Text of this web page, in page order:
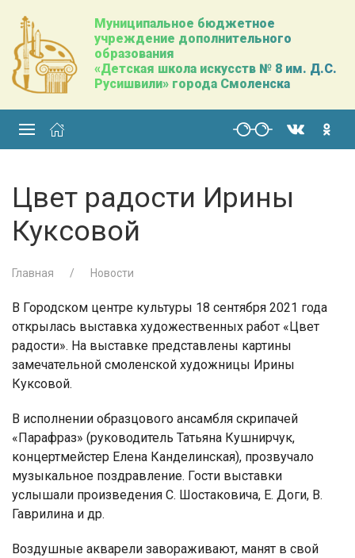
Муниципальное бюджетное
учреждение дополнительного
образования
«Детская школа искусств № 8 им. Д.С.
Русишвили» города Смоленска
Цвет радости Ирины
Куксовой
Главная Новости
В Городском центре культуры 18 сентября 2021 года
открылась выставка художественных работ «Цвет
радости». На выставке представлены картины
замечательной смоленской художницы Ирины
Куксовой.
В исполнении образцового ансамбля скрипачей
«Парафраз» (руководитель Татьяна Кушнирчук,
концертмейстер Елена Канделинская), прозвучало
музыкальное поздравление. Гости выставки
услышали произведения С. Шостаковича, Е. Доги, В.
Гаврилина и др.
Воздушные акварели завораживают, манят в свой